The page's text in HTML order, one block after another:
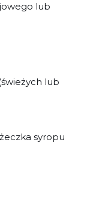
lub
lub
syropu